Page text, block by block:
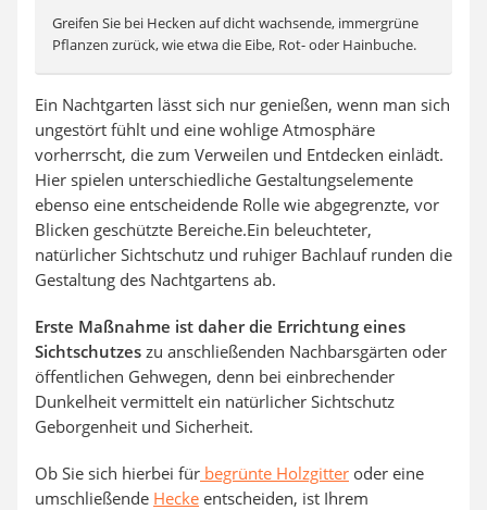
Greifen Sie bei Hecken auf dicht wachsende, immergrüne
Pflanzen zurück, wie etwa die Eibe, Rot- oder Hainbuche.
Ein Nachtgarten lässt sich nur genießen, wenn man sich
ungestört fühlt und eine wohlige Atmosphäre
vorherrscht, die zum Verweilen und Entdecken einlädt.
Hier spielen unterschiedliche Gestaltungselemente
ebenso eine entscheidende Rolle wie abgegrenzte, vor
Blicken geschützte Bereiche.Ein beleuchteter,
natürlicher Sichtschutz und ruhiger Bachlauf runden die
Gestaltung des Nachtgartens ab.
Erste Maßnahme ist daher die Errichtung eines
Sichtschutzes zu anschließenden Nachbarsgärten oder
öffentlichen Gehwegen, denn bei einbrechender
Dunkelheit vermittelt ein natürlicher Sichtschutz
Geborgenheit und Sicherheit.
Ob Sie sich hierbei für begrünte Holzgitter oder eine
umschließende Hecke entscheiden, ist Ihrem